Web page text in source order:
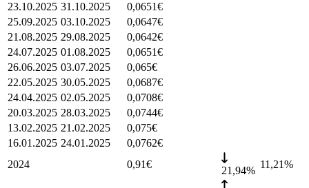
23.10.2025 31.10.2025 0,0651€
25.09.2025 03.10.2025 0,0647€
21.08.2025 29.08.2025 0,0642€
24.07.2025 01.08.2025 0,0651€
26.06.2025 03.07.2025 0,065€
22.05.2025 30.05.2025 0,0687€
24.04.2025 02.05.2025 0,0708€
20.03.2025 28.03.2025 0,0744€
13.02.2025 21.02.2025 0,075€
16.01.2025 24.01.2025 0,0762€
2024
0,91€
21,94%
11,21%